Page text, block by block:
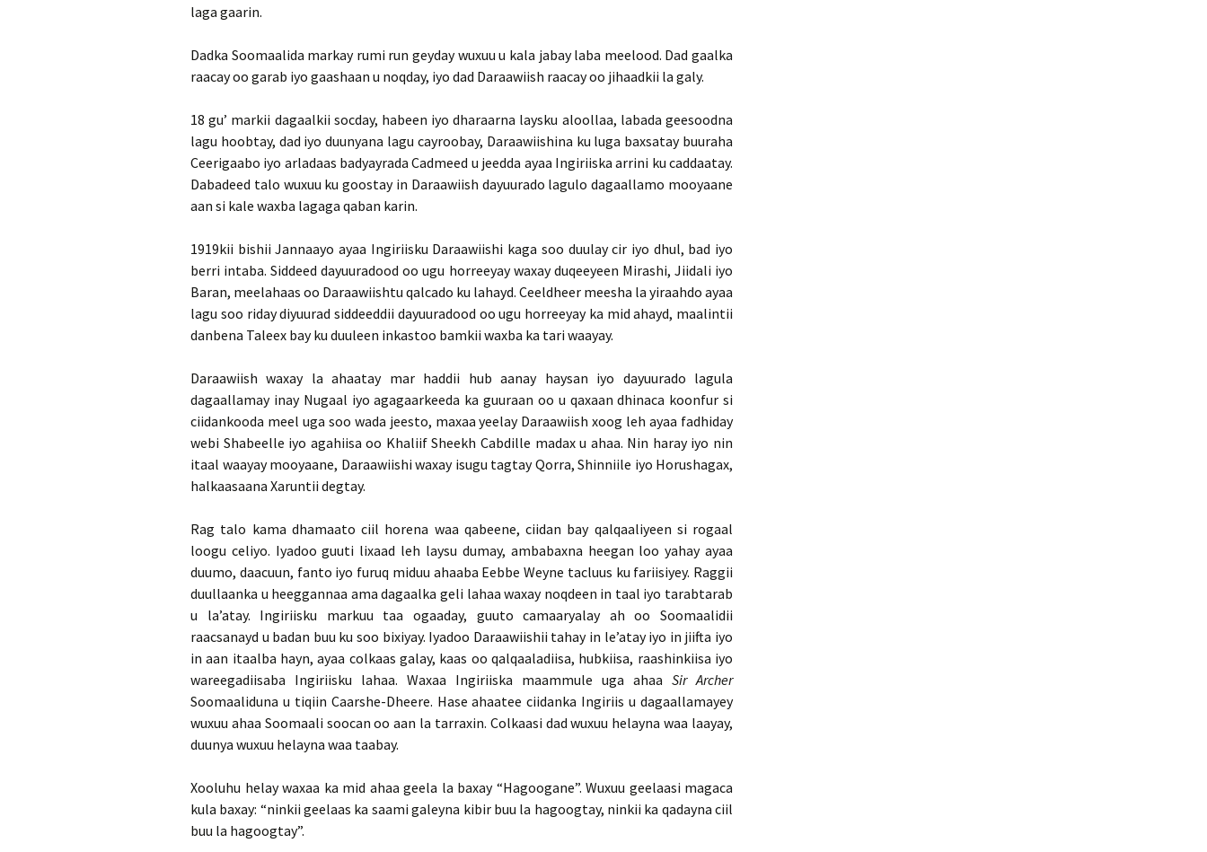
laga gaarin.
Dadka Soomaalida markay rumi run geyday wuxuu u kala jabay laba meelood. Dad gaalka
raacay oo garab iyo gaashaan u noqday, iyo dad Daraawiish raacay oo jihaadkii la galy.
18 gu’ markii dagaalkii socday, habeen iyo dharaarna laysku aloollaa, labada geesoodna
lagu hoobtay, dad iyo duunyana lagu cayroobay, Daraawiishina ku luga baxsatay buuraha
Ceerigaabo iyo arladaas badyayrada Cadmeed u jeedda ayaa Ingiriiska arrini ku caddaatay.
Dabadeed talo wuxuu ku goostay in Daraawiish dayuurado lagulo dagaallamo mooyaane
aan si kale waxba lagaga qaban karin.
1919kii bishii Jannaayo ayaa Ingiriisku Daraawiishi kaga soo duulay cir iyo dhul, bad iyo
berri intaba. Siddeed dayuuradood oo ugu horreeyay waxay duqeeyeen Mirashi, Jiidali iyo
Baran, meelahaas oo Daraawiishtu qalcado ku lahayd. Ceeldheer meesha la yiraahdo ayaa
lagu soo riday diyuurad siddeeddii dayuuradood oo ugu horreeyay ka mid ahayd, maalintii
danbena Taleex bay ku duuleen inkastoo bamkii waxba ka tari waayay.
Daraawiish waxay la ahaatay mar haddii hub aanay haysan iyo dayuurado lagula
dagaallamay inay Nugaal iyo agagaarkeeda ka guuraan oo u qaxaan dhinaca koonfur si
ciidankooda meel uga soo wada jeesto, maxaa yeelay Daraawiish xoog leh ayaa fadhiday
webi Shabeelle iyo agahiisa oo Khaliif Sheekh Cabdille madax u ahaa. Nin haray iyo nin
itaal waayay mooyaane, Daraawiishi waxay isugu tagtay Qorra, Shinniile iyo Horushagax,
halkaasaana Xaruntii degtay.
Rag talo kama dhamaato ciil horena waa qabeene, ciidan bay qalqaaliyeen si rogaal
loogu celiyo. Iyadoo guuti lixaad leh laysu dumay, ambabaxna heegan loo yahay ayaa
duumo, daacuun, fanto iyo furuq miduu ahaaba Eebbe Weyne tacluus ku fariisiyey. Raggii
duullaanka u heeggannaa ama dagaalka geli lahaa waxay noqdeen in taal iyo tarabtarab
u la’atay. Ingiriisku markuu taa ogaaday, guuto camaaryalay ah oo Soomaalidii
raacsanayd u badan buu ku soo bixiyay. Iyadoo Daraawiishii tahay in le’atay iyo in jiifta iyo
in aan itaalba hayn, ayaa colkaas galay, kaas oo qalqaaladiisa, hubkiisa, raashinkiisa iyo
wareegadiisaba Ingiriisku lahaa. Waxaa Ingiriiska maammule uga ahaa Sir Archer
Soomaaliduna u tiqiin Caarshe-Dheere. Hase ahaatee ciidanka Ingiriis u dagaallamayey
wuxuu ahaa Soomaali soocan oo aan la tarraxin. Colkaasi dad wuxuu helayna waa laayay,
duunya wuxuu helayna waa taabay.
Xooluhu helay waxaa ka mid ahaa geela la baxay “Hagoogane”. Wuxuu geelaasi magaca
kula baxay: “ninkii geelaas ka saami galeyna kibir buu la hagoogtay, ninkii ka qadayna ciil
buu la hagoogtay”.